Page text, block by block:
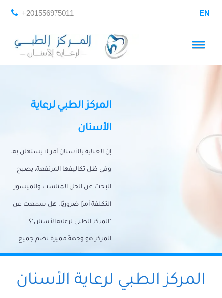
+201556975011 EN
المركز الطبي لرعاية
الأسنان
إن العناية بالأسنان أمر لا يستهان به،
وفي ظل تكاليفها المرتفعة، يصبح
البحث عن الحل المناسب والميسور
التكلفة أمرًا ضروريًا. هل سمعت عن
"المركز الطبي لرعاية الأسنان"؟
المركز هو وجهةً مميزة تضم جميع
احتياجات الأسنان تحت سقف واحد،
وتضمن لك حلاً شاملًا لجميع
المركز الطبي لرعاية الأسنان